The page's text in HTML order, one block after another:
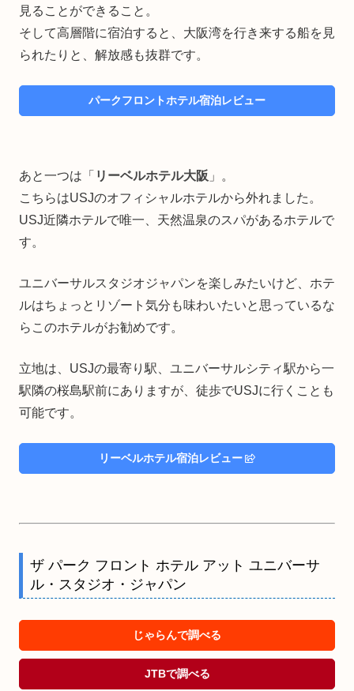
見ることができること。
そして高層階に宿泊すると、大阪湾を行き来する船を見
られたりと、解放感も抜群です。
パークフロントホテル宿泊レビュー
あと一つは「 リーベルホテル大阪 」。
こちらはUSJのオフィシャルホテルから外れました。
USJ近隣ホテルで唯一、天然温泉のスパがあるホテルで
す。
ユニバーサルスタジオジャパンを楽しみたいけど、ホテ
ルはちょっとリゾート気分も味わいたいと思っているな
らこのホテルがお勧めです。
立地は、USJの最寄り駅、ユニバーサルシティ駅から一
駅隣の桜島駅前にありますが、徒歩でUSJに行くことも
可能です。
リーベルホテル宿泊レビュー
ザ パーク フロント ホテル アット ユニバーサ
ル・スタジオ・ジャパン
じゃらんで調べる
JTBで調べる